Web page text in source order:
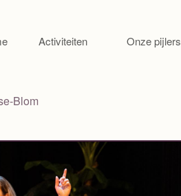
Activiteiten Onze pijlers
Blom